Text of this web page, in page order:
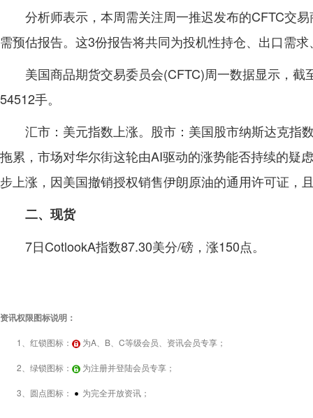
分析师表示，本周需关注周一推迟发布的CFTC交
需预估报告。这3份报告将共同为投机性持仓、出口需
美国商品期货交易委员会(CFTC)周一数据显示，
54512手。
汇市：美元指数上涨。股市：美国股市纳斯达克指
拖累，市场对华尔街这轮由AI驱动的涨势能否持续的疑
步上涨，因美国撤销授权销售伊朗原油的通用许可证，
二、现货
7日CotlookA指数87.30美分/磅，涨150点。
资讯权限图标说明：
1、红锁图标： 为A、B、C等级会员、资讯会员专享；
2、绿锁图标： 为注册并登陆会员专享；
3、圆点图标： 为完全开放资讯；